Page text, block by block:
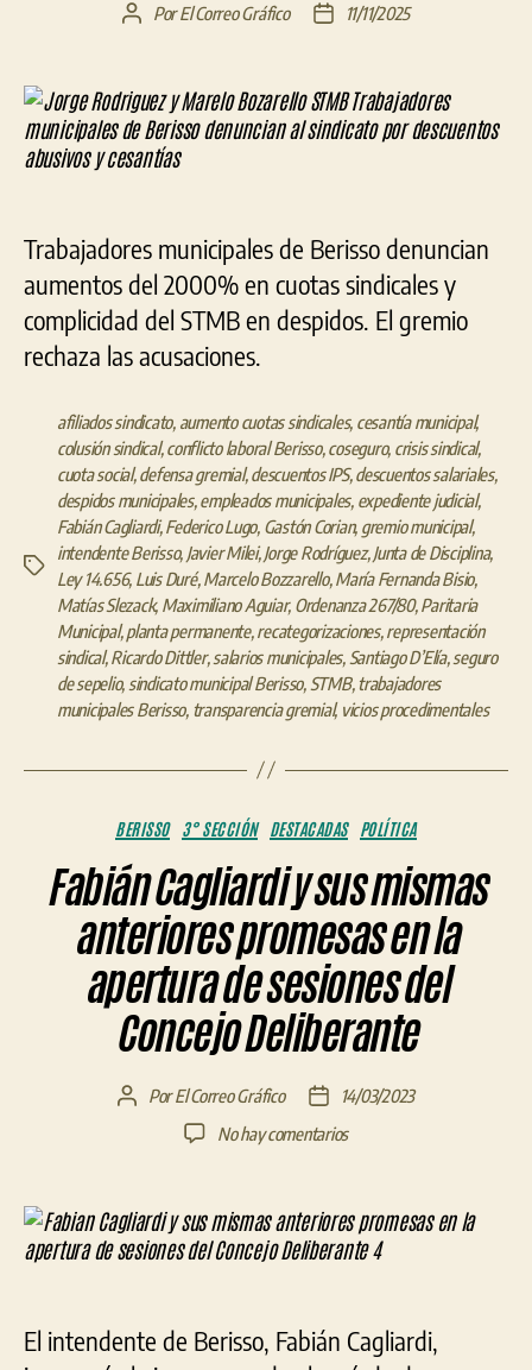
Autor
entrada
PorEl Correo Gráfico
Fecha
entrada
11/11/2025
Trabajadores municipales de Berisso denuncian
aumentos del 2000% en cuotas sindicales y
complicidad del STMB en despidos. El gremio
rechaza las acusaciones.
Etiquetas
afiliados sindicato, aumento cuotas sindicales, cesantía municipal,
colusión sindical,conflicto laboral Berisso, coseguro, crisis sindical,
cuota social,defensa gremial,descuentos IPS, descuentos salariales,
despidos municipales, empleados municipales, expediente judicial,
Fabián Cagliardi, Federico Lugo, Gastón Corian, gremio municipal,
intendente Berisso, Javier Milei, Jorge Rodríguez, Junta de Disciplina,
Ley 14.656, Luis Duré, Marcelo Bozzarello, María Fernanda Bisio,
Matías Slezack, Maximiliano Aguiar, Ordenanza 267/80, Paritaria
Municipal,planta permanente, recategorizaciones, representación
sindical,Ricardo Dittler, salarios municipales, Santiago D’Elía, seguro
de sepelio, sindicato municipal Berisso, STMB, trabajadores
municipales Berisso, transparencia gremial, vicios procedimentales
Categorías
BERISSO 3° SECCIÓN DESTACADAS POLÍTICA
Fabián Cagliardi y sus mismas
anteriores promesas en la
apertura de sesiones del
Concejo Deliberante
AutorPorEl Correo Gráfico
Fecha
de
14/03/2023
No hay comentariosen
y
sus
mismas
en
El intendente de Berisso, Fabián Cagliardi,